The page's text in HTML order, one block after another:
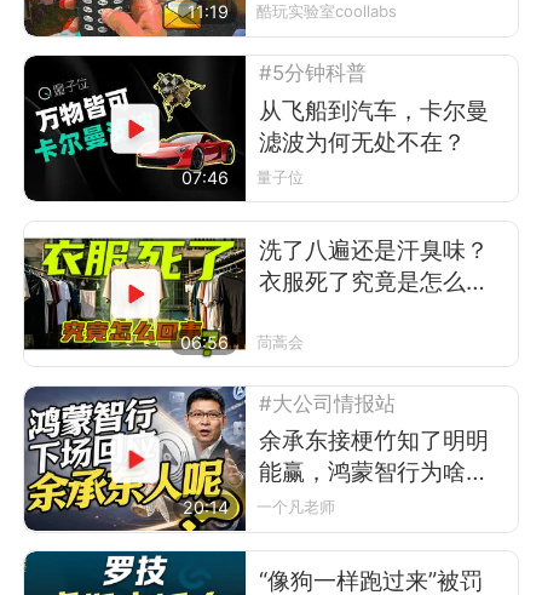
11:19 酷玩实验室coollabs
07:46
#5分钟科普
从飞船到汽车，卡尔曼
滤波为何无处不在？
量子位
06:56
洗了八遍还是汗臭味？
衣服死了究竟是怎么回
茼蒿会
20:14
#大公司情报站
余承东接梗竹知了明明
能赢，鸿蒙智行为啥不
让？
一个凡老师
“像狗一样跑过来”被罚